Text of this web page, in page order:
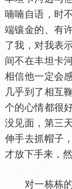
喃喃自语，时
端镶金的、有
了我，对我表
间不在丰坦卡
相信他一定会
几乎到了相互
个的心情都很
没见面，第三
伸手去抓帽子
才放下手来，
对一栋栋的